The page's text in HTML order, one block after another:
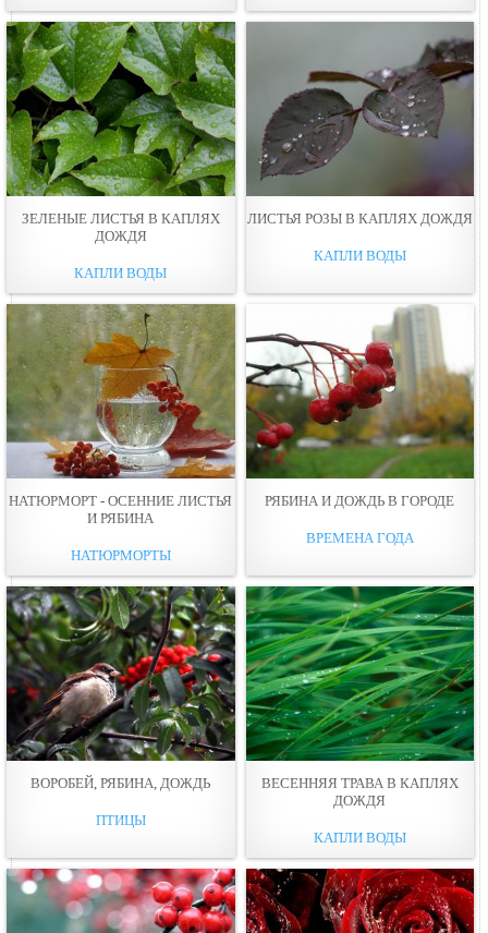
ЗЕЛЕНЫЕ ЛИСТЬЯ В КАПЛЯХ
ДОЖДЯ
КАПЛИ ВОДЫ
ЛИСТЬЯ РОЗЫ В КАПЛЯХ ДОЖДЯ
КАПЛИ ВОДЫ
НАТЮРМОРТ - ОСЕННИЕ ЛИСТЬЯ
И РЯБИНА
НАТЮРМОРТЫ
РЯБИНА И ДОЖДЬ В ГОРОДЕ
ВРЕМЕНА ГОДА
ВОРОБЕЙ, РЯБИНА, ДОЖДЬ
ПТИЦЫ
ВЕСЕННЯЯ ТРАВА В КАПЛЯХ
ДОЖДЯ
КАПЛИ ВОДЫ